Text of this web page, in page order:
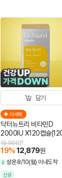
담기
더세페
닥터뉴트리 비타민D
2000IU X120캡슐
분)
19%12,879원
15,900원
상온 8/10(월) 이내도착
신상